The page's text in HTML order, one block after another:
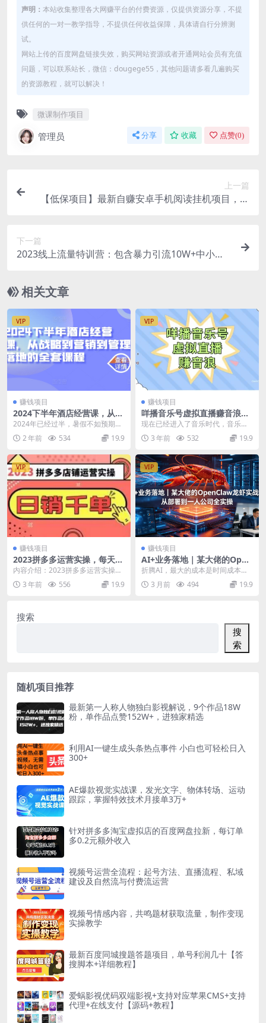
声明： 本站收集整理各大网赚平台的付费资源，仅提供资源分享，不提
供任何的一对一教学指导，不提供任何收益保障，具体请自行分辨测
试。
网站上传的百度网盘链接失效，购买网站资源或者开通网站会员有充值
问题，可以联系站长，微信：dougege55，其他问题请多看几遍购买
的资源教程，就可以解决！
微课制作项目
管理员 分享 收藏 点赞(0)
上一篇
【低保项目】最新自赚安卓手机阅读挂机项目，支
下一篇
2023线上流量特训营：包含暴力引流10W+中小卖
相关文章
VIP
赚钱项目
2024下半年酒店经营课，从战
略到营销到管理落地的全套课
程
2024年已经过半，暑假不如预期，
这意味着什么?意味着酒店经营已经
到了专家竞争的...
2 年前 534 19.9
VIP
赚钱项目
咩播音乐号虚拟直播赚音浪，
操作简单不违规，小白即可操
作
现在已经进入了音乐时代，音乐已
经进入我们的生活， 利用抖音来获
得自然流量，只要抖...
3 年前 532 19.9
VIP
赚钱项目
2023拼多多运营实操，每天30
分钟日销1000＋，爆款选品技
巧大全（10节课）
内容介绍：2023拼多多运营实操，
每天30分钟日销1000＋，爆款选品
技巧大全（...
3 年前 556 19.9
VIP
赚钱项目
AI+业务落地｜某大佬的Open
Claw小龙虾实战课，从部署到
一人公司全实操
折腾AI，最大的成本是时间成本，
你根本不知道该学什么，不该学什
么。我不是最懂AI...
3 月前 494 19.9
搜索
搜
索
随机项目推荐
最新第一人称人物独白影视解说，9个作品18W
粉，单作品点赞152W+，进独家精选
利用AI一键生成头条热点事件 小白也可轻松日入
300+
AE爆款视觉实战课，发光文字、物体转场、运动
跟踪，掌握特效技术月接单3万+
针对拼多多淘宝虚拟店的百度网盘拉新，每订单
多0.2元额外收入
视频号运营全流程：起号方法、直播流程、私域
建设及自然流与付费流运营
视频号情感内容，共鸣题材获取流量，制作变现
实操教学
最新百度同城搜题答题项目，单号利润几十【答
搜脚本+详细教程】
爱蜗影视优码双端影视+支持对应苹果CMS+支持
代理+在线支付【源码+教程】